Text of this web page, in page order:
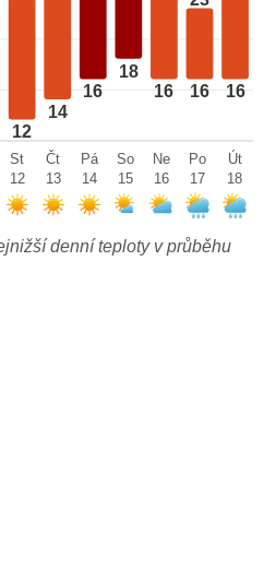
12
14
16
18
16 16 16
St
12
Čt
13
Pá
14
So
15
Ne
16
Po
17
Út
18
denní teploty v průběhu